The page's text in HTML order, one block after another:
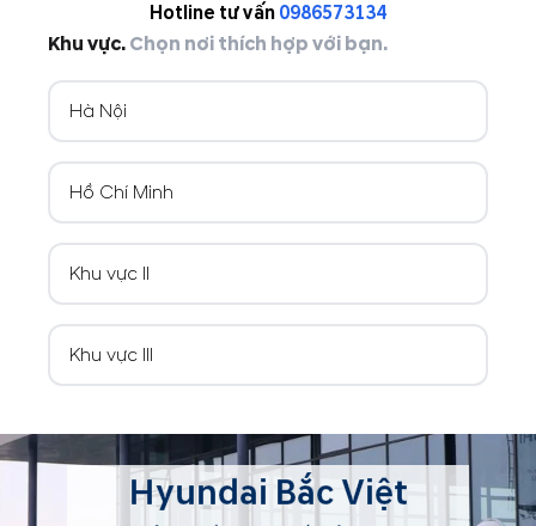
Hotline tư vấn 0986573134
Khu vực. Chọn nơi thích hợp với bạn.
Hà Nội
Hồ Chí Minh
Khu vực II
Khu vực III
Hyundai Bắc Việt